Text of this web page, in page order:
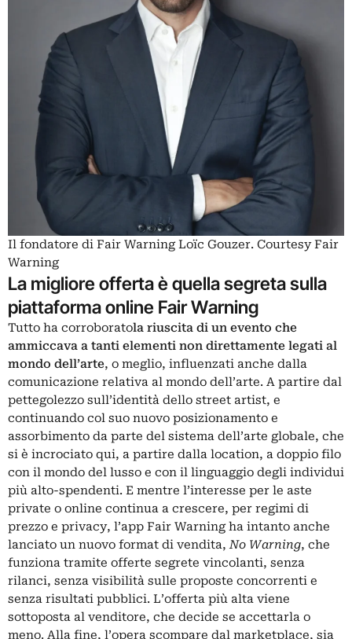
Il fondatore di Fair Warning Loïc Gouzer. Courtesy Fair
Warning
La migliore offerta è quella segreta sulla
piattaforma online Fair Warning
Tutto ha corroboratola riuscita di un evento che
ammiccava a tanti elementi non direttamente legati al
mondo dell’arte, o meglio, influenzati anche dalla
comunicazione relativa al mondo dell’arte. A partire dal
pettegolezzo sull’identità dello street artist, e
continuando col suo nuovo posizionamento e
assorbimento da parte del sistema dell’arte globale, che
si è incrociato qui, a partire dalla location, a doppio filo
con il mondo del lusso e con il linguaggio degli individui
più alto-spendenti. E mentre l’interesse per le aste
private o online continua a crescere, per regimi di
prezzo e privacy, l’app Fair Warning ha intanto anche
lanciato un nuovo format di vendita,No Warning, che
funziona tramite offerte segrete vincolanti, senza
rilanci, senza visibilità sulle proposte concorrenti e
senza risultati pubblici. L’offerta più alta viene
sottoposta al venditore, che decide se accettarla o
meno. Alla fine, l’opera scompare dal marketplace, sia